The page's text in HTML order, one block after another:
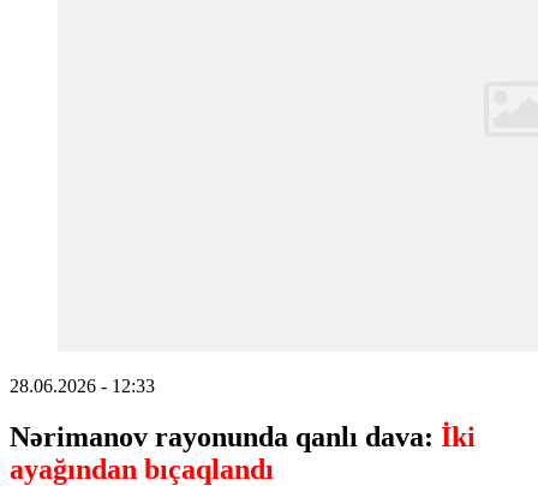
28.06.2026 - 12:33
Nərimanov rayonunda qanlı dava: İki
ayağından bıçaqlandı